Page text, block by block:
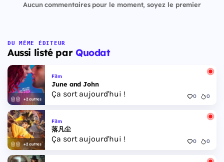
Aucun commentaires pour le moment, soyez le premier
DU MÊME ÉDITEUR
Aussi listé par Quodat
+2 autres
Film
June and John
Ça sort aujourd'hui ! 0 0
+2 autres
Film
落凡尘
Ça sort aujourd'hui ! 0 0